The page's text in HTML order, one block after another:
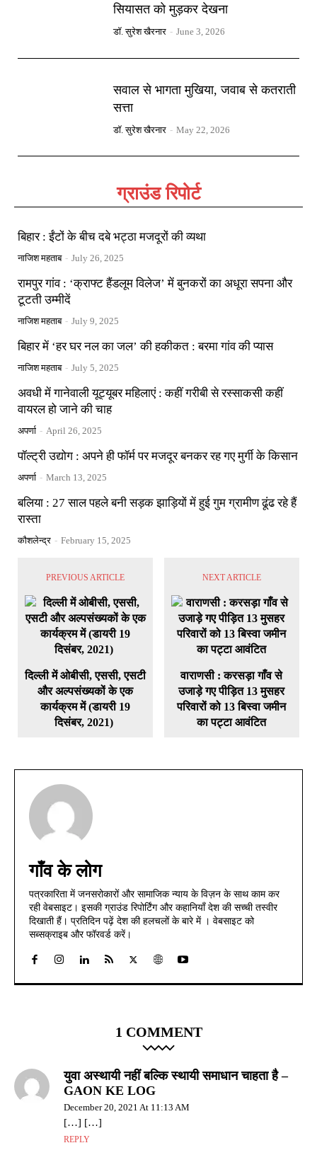
सियासत को मुड़कर देखना
डॉ. सुरेश खैरनार - June 3, 2026
सवाल से भागता मुखिया, जवाब से कतराती
सत्ता
डॉ. सुरेश खैरनार - May 22, 2026
ग्राउंड रिपोर्ट
बिहार : ईंटों के बीच दबे भट्ठा मजदूरों की व्यथा
नाजिश महताब - July 26, 2025
रामपुर गांव : ‘क्राफ्ट हैंडलूम विलेज’ में बुनकरों का अधूरा सपना और
टूटती उम्मीदें
नाजिश महताब - July 9, 2025
बिहार में ‘हर घर नल का जल’ की हकीकत : बरमा गांव की प्यास
नाजिश महताब - July 5, 2025
अवधी में गानेवाली यूट्यूबर महिलाएं : कहीं गरीबी से रस्साकसी कहीं
वायरल हो जाने की चाह
अपर्णा - April 26, 2025
पॉल्ट्री उद्योग : अपने ही फॉर्म पर मजदूर बनकर रह गए मुर्गी के किसान
अपर्णा - March 13, 2025
बलिया : 27 साल पहले बनी सड़क झाड़ियों में हुई गुम ग्रामीण ढूंढ रहे हैं
रास्ता
कौशलेन्द्र - February 15, 2025
PREVIOUS ARTICLE
दिल्ली में ओबीसी, एससी, एसटी
और अल्पसंख्यकों के एक
कार्यक्रम में (डायरी 19
दिसंबर, 2021)
NEXT ARTICLE
वाराणसी : करसड़ा गाँव से
उजाड़े गए पीड़ित 13 मुसहर
परिवारों को 13 बिस्वा जमीन
का पट्टा आवंटित
गाँव के लोग
पत्रकारिता में जनसरोकारों और सामाजिक न्याय के विज़न के साथ काम कर
रही वेबसाइट। इसकी ग्राउंड रिपोर्टिंग और कहानियाँ देश की सच्ची तस्वीर
दिखाती हैं। प्रतिदिन पढ़ें देश की हलचलों के बारे में । वेबसाइट को
सब्सक्राइब और फॉरवर्ड करें।
1 COMMENT
युवा अस्थायी नहीं बल्कि स्थायी समाधान चाहता है –
GAON KE LOG
December 20, 2021 At 11:13 AM
[…] […]
REPLY